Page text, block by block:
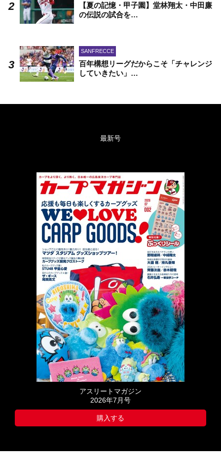
【夏の記憶・甲子園】堂林翔太・中田廉
の伝説の試合を…
SANFRECCE
百年構想リーグだからこそ「チャレンジ
していきたい」…
最新号
アスリートマガジン
2026年7月号
購入する